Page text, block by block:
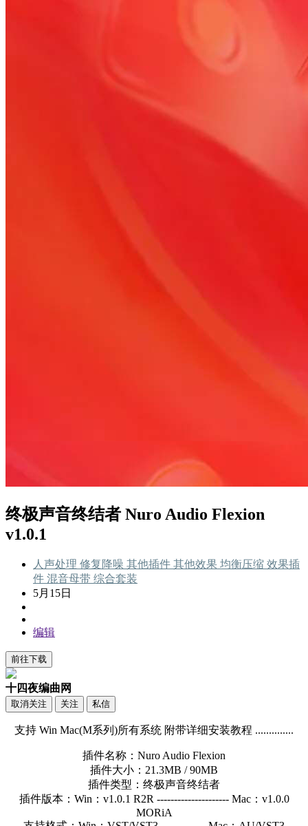
终极声音终结者 Nuro Audio Flexion
v1.0.1
人声处理 修复降噪 其他插件 其他效果 均衡压缩 效果插
件 混音母带 综合套装
5月15日
编辑
前往下载
十四夜编曲网
取消关注 关注 私信
支持 Win Mac(M系列)所有系统 附带详细安装教程 ..............
插件名称：Nuro Audio Flexion
插件大小：21.3MB / 90MB
插件类型：终极声音终结者
插件版本：Win：v1.0.1 R2R --------------------- Mac：v1.0.0
MORiA